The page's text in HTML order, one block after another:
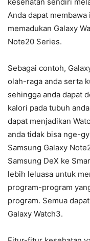
Anda dapat
memadukan Galaxy
Note20 Series.
Sebagai contoh,
olah-raga anda serta
sehingga anda dapat
kalori pada tubuh
dapat menjadikan
anda tidak bisa nge-
Samsung Galaxy
Samsung DeX ke
lebih leluasa untuk
program-program
program. Semua
Galaxy Watch3.